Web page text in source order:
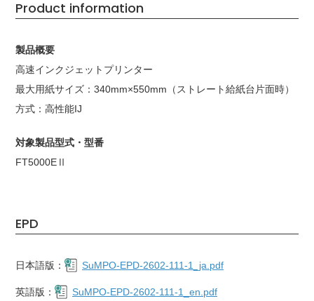
Product information
製品概要
高速インクジェットプリンター
最大用紙サイズ：340mm×550mm（ストレート給紙台片面時）
方式：高性能IJ
対象製品型式・型番
FT5000EⅡ
EPD
日本語版： SuMPO-EPD-2602-111-1_ja.pdf
英語版： SuMPO-EPD-2602-111-1_en.pdf